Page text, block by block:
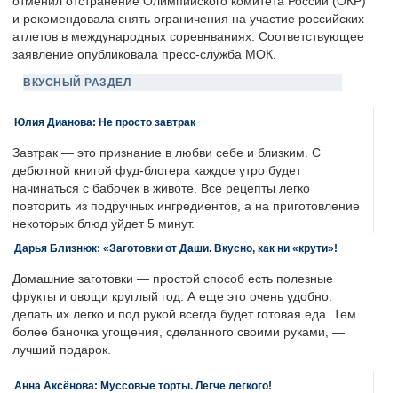
и рекомендовала снять ограничения на участие российских
атлетов в международных соревнваниях. Соответствующее
заявление опубликовала пресс-служба МОК.
ВКУСНЫЙ РАЗДЕЛ
Юлия Дианова: Не просто завтрак
Завтрак — это признание в любви себе и близким. С
дебютной книгой фуд-блогера каждое утро будет
начинаться с бабочек в животе. Все рецепты легко
повторить из подручных ингредиентов, а на приготовление
некоторых блюд уйдет 5 минут.
Дарья Близнюк: «Заготовки от Даши. Вкусно, как ни «крути»!
Домашние заготовки — простой способ есть полезные
фрукты и овощи круглый год. А еще это очень удобно:
делать их легко и под рукой всегда будет готовая еда. Тем
более баночка угощения, сделанного своими руками, —
лучший подарок.
Анна Аксёнова: Муссовые торты. Легче легкого!